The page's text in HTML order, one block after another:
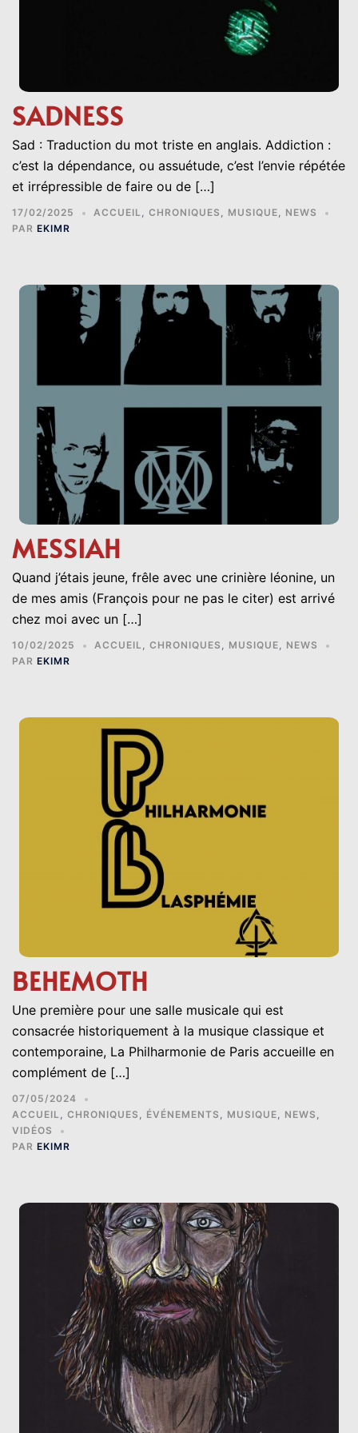
SADNESS
Sad : Traduction du mot triste en anglais. Addiction :
c’est la dépendance, ou assuétude, c’est l’envie répétée
et irrépressible de faire ou de […]
17/02/2025 ACCUEIL, CHRONIQUES , MUSIQUE, NEWS
PAR EKIMR
MESSIAH
Quand j’étais jeune, frêle avec une crinière léonine, un
de mes amis (François pour ne pas le citer) est arrivé
chez moi avec un […]
10/02/2025 ACCUEIL, CHRONIQUES , MUSIQUE, NEWS
PAR EKIMR
BEHEMOTH
Une première pour une salle musicale qui est
consacrée historiquement à la musique classique et
contemporaine, La Philharmonie de Paris accueille en
complément de […]
07/05/2024
ACCUEIL, CHRONIQUES , ÉVÉNEMENTS , MUSIQUE, NEWS ,
VIDÉOS
PAR EKIMR